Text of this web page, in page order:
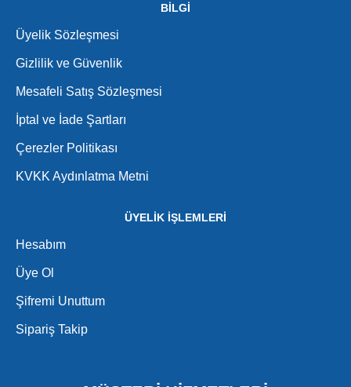
BİLGİ
Üyelik Sözleşmesi
Gizlilik ve Güvenlik
Mesafeli Satış Sözleşmesi
İptal ve İade Şartları
Çerezler Politikası
KVKK Aydınlatma Metni
ÜYELİK İŞLEMLERİ
Hesabım
Üye Ol
Şifremi Unuttum
Sipariş Takip